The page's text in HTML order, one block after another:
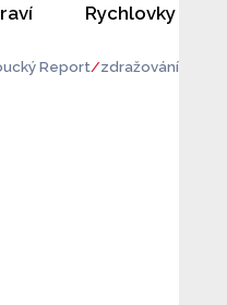
Rychlovky
Report zdražování